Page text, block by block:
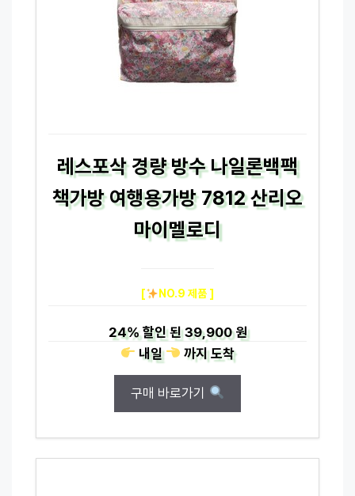
레스포삭 경량 방수 나일론백팩
책가방 여행용가방 7812 산리오
마이멜로디
[ NO.9 제품 ]
24%할인 된39,900 원
내일
까지도착
구매 바로가기